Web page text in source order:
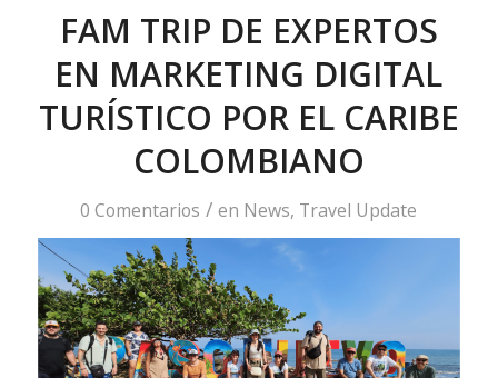
FAM TRIP DE EXPERTOS
EN MARKETING DIGITAL
TURÍSTICO POR EL CARIBE
COLOMBIANO
0 Comentarios / en News, Travel Update